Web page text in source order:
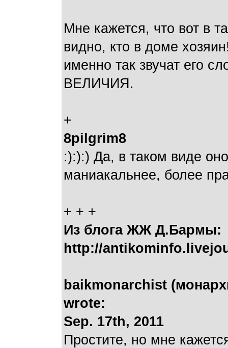
Мне кажется, что вот в
видно, кто в доме
именно так звучат
ВЕЛИЧИЯ.
+
8pilgrim8
:):):) Да, в таком виде
маниакальнее, более
+ + +
Из блога ЖЖ Д.Бармы:
http://
baikmonarchist
wrote:
Sep. 17th, 2011
Простите, но мне